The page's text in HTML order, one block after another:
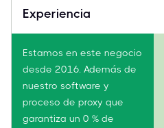
Experiencia
Estamos en este negocio
desde 2016. Además de
nuestro software y
proceso de proxy que
garantiza un 0 % de